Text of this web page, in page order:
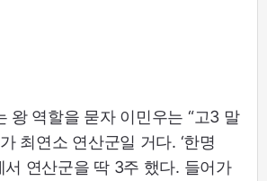
왕 역할을 묻자 이민우는 “고3 말
최연소 연산군일 거다. ‘한명
서 연산군을 딱 3주 했다. 들어가